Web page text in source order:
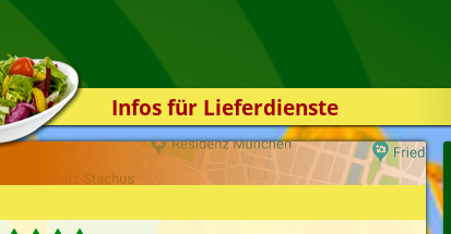
Infos für Lieferdienste
Kassensystem
Zuverlässigkeit